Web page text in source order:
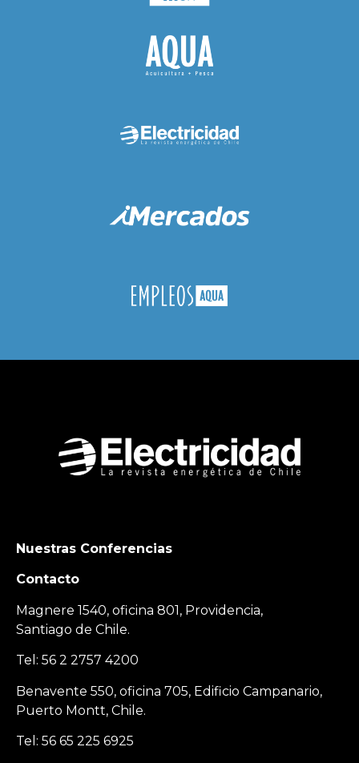
Nuestras Conferencias
Contacto
Magnere 1540, oficina 801, Providencia,
Santiago de Chile.
Tel: 56 2 2757 4200
Benavente 550, oficina 705, Edificio Campanario,
Puerto Montt, Chile.
Tel: 56 65 225 6925